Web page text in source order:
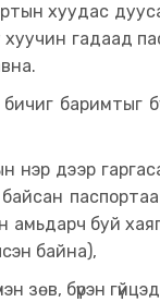
хуудас
хуучин гадаад
баримтыг
нэр дээр
паспортаа
буй
байна),
зөв, бүрэн